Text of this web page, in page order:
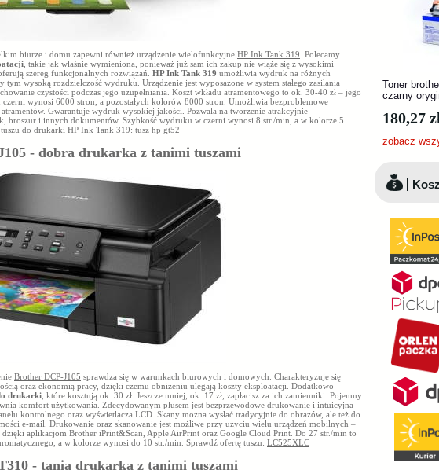
biurze i domu zapewni również urządzenie wielofunkcyjne HP Ink Tank 319 . Polecamy
, takie jak właśnie wymieniona, ponieważ już sam ich zakup nie wiąże się z wysokimi
szereg funkcjonalnych rozwiązań. HP Ink Tank 319 umożliwia wydruk na różnych
tym wysoką rozdzielczość wydruku. Urządzenie jest wyposażone w system stałego zasilania
czystości podczas jego uzupełniania. Koszt wkładu atramentowego to ok. 30-40 zł – jego
wynosi 6000 stron, a pozostałych kolorów 8000 stron. Umożliwia bezproblemowe
Gwarantuje wydruk wysokiej jakości. Pozwala na tworzenie atrakcyjnie
broszur i innych dokumentów. Szybkość wydruku w czerni wynosi 8 str./min, a w kolorze 5
do drukarki HP Ink Tank 319: tusz hp gt52
- dobra drukarka z tanimi tuszami
Brother DCP-J105 sprawdza się w warunkach biurowych i domowych. Charakteryzuje się
oraz ekonomią pracy, dzięki czemu obniżeniu ulegają koszty eksploatacji. Dodatkowo
drukarki , które kosztują ok. 30 zł. Jeszcze mniej, ok. 17 zł, zapłacisz za ich zamienniki. Pojemny
komfort użytkowania. Zdecydowanym plusem jest bezprzewodowe drukowanie i intuicyjna
kontrolnego oraz wyświetlacza LCD. Skany można wysłać tradycyjnie do obrazów, ale też do
e-mail. Drukowanie oraz skanowanie jest możliwe przy użyciu wielu urządzeń mobilnych –
aplikacjom Brother iPrint&Scan, Apple AirPrint oraz Google Cloud Print. Do 27 str./min to
a w kolorze wynosi do 10 str./min. Sprawdź ofertę tuszu: LC525XLC
- tania drukarka z tanimi tuszami
Toner
czarny
180,27
zobacz